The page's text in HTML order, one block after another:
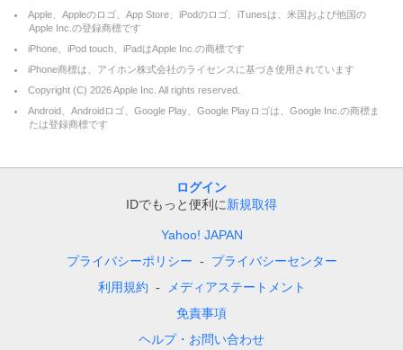
Apple、Appleのロゴ、App Store、iPodのロゴ、iTunesは、米国および他国の
Apple Inc.の登録商標です
iPhone、iPod touch、iPadはApple Inc.の商標です
iPhone商標は、アイホン株式会社のライセンスに基づき使用されています
Copyright (C) 2026Apple Inc. All rights reserved.
Android、Androidロゴ、Google Play、Google Playロゴは、Google Inc.の商標ま
たは登録商標です
ログイン
IDでもっと便利に新規取得
Yahoo! JAPAN
プライバシーポリシー
プライバシーセンター
利用規約
メディアステートメント
免責事項
ヘルプ・お問い合わせ